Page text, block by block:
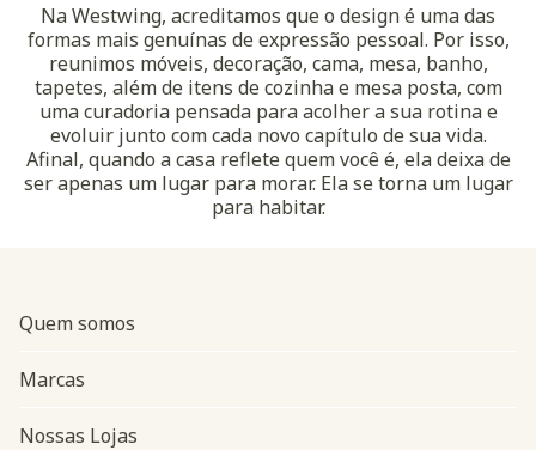
Na Westwing, acreditamos que o design é uma das
formas mais genuínas de expressão pessoal. Por isso,
reunimos móveis, decoração, cama, mesa, banho,
tapetes, além de itens de cozinha e mesa posta, com
uma curadoria pensada para acolher a sua rotina e
evoluir junto com cada novo capítulo de sua vida.
Afinal, quando a casa reflete quem você é, ela deixa de
ser apenas um lugar para morar. Ela se torna um lugar
para habitar.
Quem somos
Marcas
Nossas Lojas